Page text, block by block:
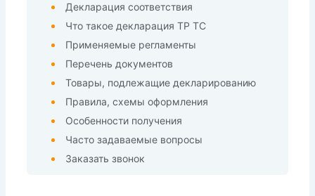
Декларация соответствия
Что такое декларация ТР ТС
Применяемые регламенты
Перечень документов
Товары, подлежащие декларированию
Правила, схемы оформления
Особенности получения
Часто задаваемые вопросы
Заказать звонок